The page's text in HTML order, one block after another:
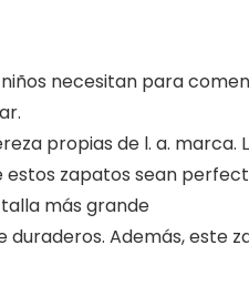
necesitan para
propias de l. a. marca.
zapatos sean
más grande
duraderos. Además, este